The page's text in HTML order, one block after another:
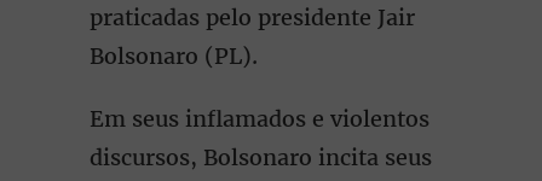
praticadas pelo presidente Jair
Bolsonaro (PL).
Em seus inflamados e violentos
discursos, Bolsonaro incita seus